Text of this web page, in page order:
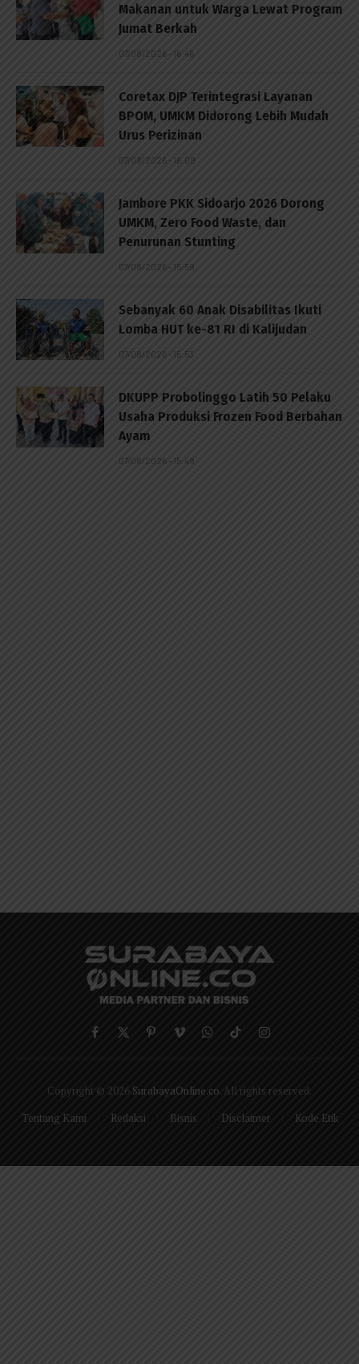
Makanan untuk Warga Lewat Program
Jumat Berkah
07/08/2026 - 16:46
Coretax DJP Terintegrasi Layanan
BPOM, UMKM Didorong Lebih Mudah
Urus Perizinan
07/08/2026 - 16:09
Jambore PKK Sidoarjo 2026 Dorong
UMKM, Zero Food Waste, dan
Penurunan Stunting
07/08/2026 - 15:59
Sebanyak 60 Anak Disabilitas Ikuti
Lomba HUT ke-81 RI di Kalijudan
07/08/2026 - 15:53
DKUPP Probolinggo Latih 50 Pelaku
Usaha Produksi Frozen Food Berbahan
Ayam
07/08/2026 - 15:49
Facebook
X
PinterestVimeoWhatsApp
TikTokInstagram
Copyright © 2026 SurabayaOnline.co . All rights reserved.
Tentang Kami
Redaksi Bisnis Disclaimer Kode Etik